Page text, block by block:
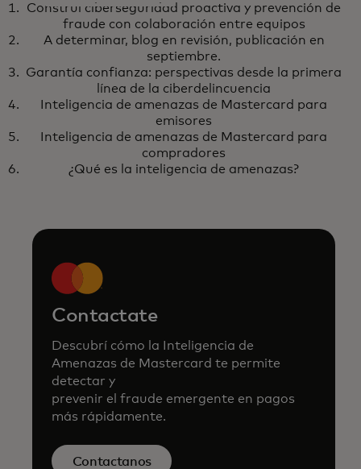
Construí ciberseguridad
proactiva y prevención de
fraude con colaboración entre
equipos
Más información
Construí ciberseguridad proactiva y prevención de
fraude con colaboración entre equipos
A determinar, blog en revisión, publicación en
septiembre.
Garantía confianza: perspectivas desde la primera
línea de la ciberdelincuencia
Inteligencia de amenazas de Mastercard para
emisores
Inteligencia de amenazas de Mastercard para
compradores
¿Qué es la inteligencia de amenazas?
Contactate
Descubrí cómo la Inteligencia de
Amenazas de Mastercard te permite
detectar y
prevenir el fraude emergente en pagos
más rápidamente.
Contactanos